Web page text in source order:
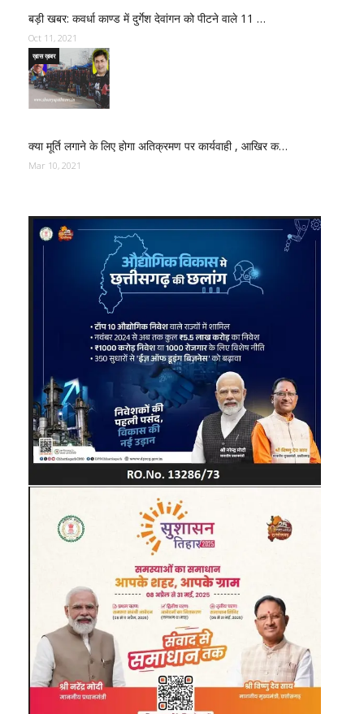
बड़ी खबर: कवर्धा काण्ड में दुर्गेश देवांगन को पीटने वाले 11 …
Oct 11, 2021
क्या मूर्ति लगाने के लिए होगा अतिक्रमण पर कार्यवाही , आखिर क…
ख़ास ख़बर
Mar 10, 2021